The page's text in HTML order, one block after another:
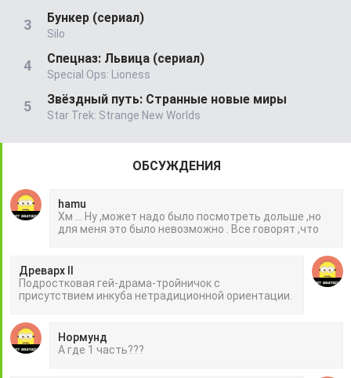
Бункер (сериал)
Silo
Спецназ: Львица (сериал)
Special Ops: Lioness
Звёздный путь: Странные новые миры
Star Trek: Strange New Worlds
ОБСУЖДЕНИЯ
hamu
Хм ... Ну ,может надо было посмотреть дольше ,но
для меня это было невозможно . Все говорят ,что
Древарх II
Подростковая гей-драма-тройничок с
присутствием инкуба нетрадиционной ориентации.
Нормунд
А где 1 часть???